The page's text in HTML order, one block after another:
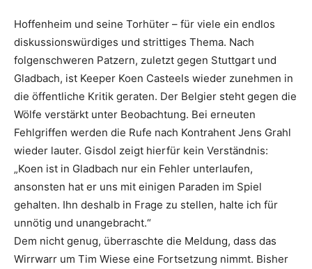
Hoffenheim und seine Torhüter – für viele ein endlos
diskussionswürdiges und strittiges Thema. Nach
folgenschweren Patzern, zuletzt gegen Stuttgart und
Gladbach, ist Keeper Koen Casteels wieder zunehmen in
die öffentliche Kritik geraten. Der Belgier steht gegen die
Wölfe verstärkt unter Beobachtung. Bei erneuten
Fehlgriffen werden die Rufe nach Kontrahent Jens Grahl
wieder lauter. Gisdol zeigt hierfür kein Verständnis:
„Koen ist in Gladbach nur ein Fehler unterlaufen,
ansonsten hat er uns mit einigen Paraden im Spiel
gehalten. Ihn deshalb in Frage zu stellen, halte ich für
unnötig und unangebracht.“
Dem nicht genug, überraschte die Meldung, dass das
Wirrwarr um Tim Wiese eine Fortsetzung nimmt. Bisher